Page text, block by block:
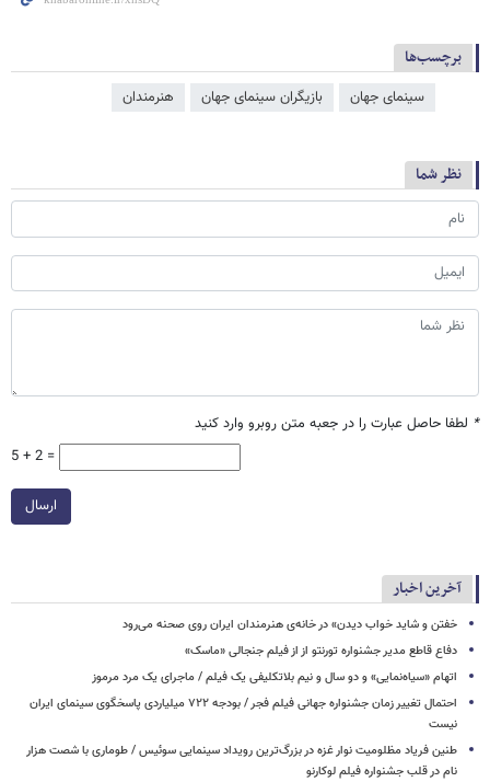
برچسب‌ها
سینمای جهان بازیگران سینمای جهان هنرمندان
نظر شما
* لطفا حاصل عبارت را در جعبه متن روبرو وارد کنید
5 + 2 =
ارسال
آخرین اخبار
خفتن و شاید خواب دیدن» در خانه‌ی هنرمندان ایران روی صحنه می‌رود
دفاع قاطع مدیر جشنواره تورنتو از از فیلم جنجالی «ماسک»
اتهام «سیاه‌نمایی» و دو سال و نیم بلاتکلیفی یک فیلم / ماجرای یک مرد مرموز
احتمال تغییر زمان جشنواره جهانی فیلم فجر / بودجه ۷۲۲ میلیاردی پاسخگوی سینمای ایران
نیست
طنین فریاد مظلومیت نوار غزه در بزرگ‌ترین رویداد سینمایی سوئیس / طوماری با شصت هزار
نام در قلب جشنواره فیلم لوکارنو